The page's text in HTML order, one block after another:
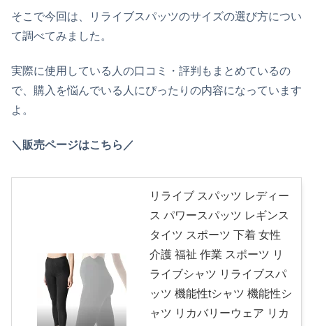
そこで今回は、リライブスパッツのサイズの選び方につい
て調べてみました。
実際に使用している人の口コミ・評判もまとめているの
で、購入を悩んでいる人にぴったりの内容になっています
よ。
＼販売ページはこちら／
リライブ スパッツ レディー
ス パワースパッツ レギンス
タイツ スポーツ 下着 女性
介護 福祉 作業 スポーツ リ
ライブシャツ リライブスパ
ッツ 機能性tシャツ 機能性シ
ャツ リカバリーウェア リカ